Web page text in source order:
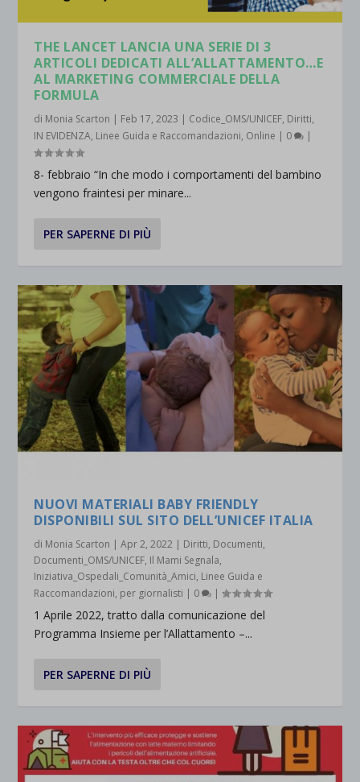
THE LANCET LANCIA UNA SERIE DI 3
ARTICOLI DEDICATI ALL’ALLATTAMENTO…E
AL MARKETING COMMERCIALE DELLA
FORMULA
di Monia Scarton | Feb 17, 2023 | Codice_OMS/UNICEF, Diritti,
IN EVIDENZA, Linee Guida e Raccomandazioni, Online | 0 |
8- febbraio “In che modo i comportamenti del bambino
vengono fraintesi per minare...
PER SAPERNE DI PIÙ
NUOVI MATERIALI BABY FRIENDLY
DISPONIBILI SUL SITO DELL’UNICEF ITALIA
di Monia Scarton |Apr 2, 2022 | Diritti, Documenti,
Documenti_OMS/UNICEF, Il Mami Segnala,
Iniziativa_Ospedali_Comunità_Amici, Linee Guida e
Raccomandazioni, per giornalisti | 0 |
1 Aprile 2022, tratto dalla comunicazione del
Programma Insieme per l’Allattamento –...
PER SAPERNE DI PIÙ